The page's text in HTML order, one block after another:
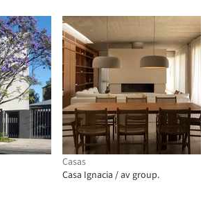
Casas
Casa Ignacia / av group.